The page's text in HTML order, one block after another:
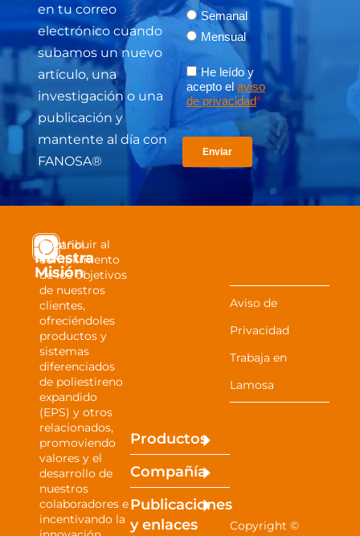
en tu correo
electrónico cuando
subamos un nuevo
artículo, una
investigación o una
publicación y
mantente al día con
FANOSA®
Español
Nuestra
Misión
Contribuir al
cumplimiento
de los objetivos
de nuestros
clientes,
ofreciéndoles
productos y
sistemas
diferenciados
de poliestireno
expandido
(EPS) y otros
relacionados,
promoviendo
valores y el
desarrollo de
nuestros
colaboradores e
incentivando la
Productos
Compañía
Publicaciones
yenlaces Copyright ©
Aviso de
Privacidad
Trabaja en
Lamosa